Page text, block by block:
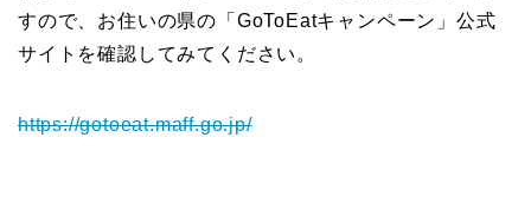
すので、お住いの県の「GoToEatキャンペーン」公式
サイトを確認してみてください。
https://gotoeat.maff.go.jp/